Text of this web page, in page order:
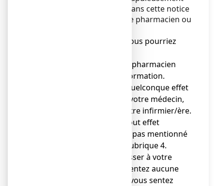
les informations fournies dans cette notice
ou par votre médecin, votre pharmacien ou
● Gardez cette notice. Vous pourriez
● Adressez-vous à votre pharmacien
pour tout conseil ou information.
● Si vous ressentez un quelconque effet
indésirable, parlez-en à votre médecin,
votre pharmacien ou votre infirmier/ère.
Ceci s’applique aussi à tout effet
indésirable qui ne serait pas mentionné
dans cette notice. Voir rubrique 4.
● Vous devez vous adresser à votre
médecin si vous ne ressentez aucune
amélioration ou si vous vous sentez